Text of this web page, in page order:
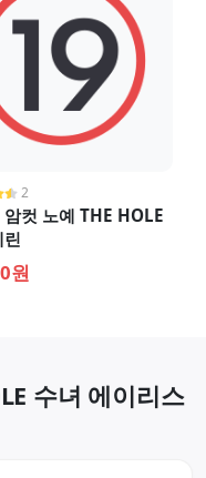
2
암컷 노예 THE HOLE
린
원
수녀 에이리스